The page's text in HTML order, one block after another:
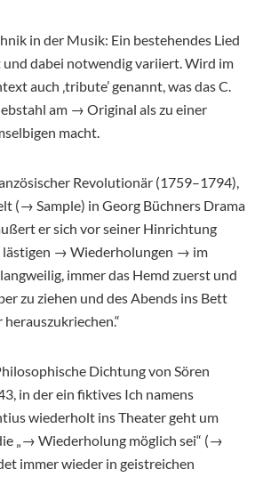
in der Musik: Ein bestehendes Lied
dabei notwendig variiert. Wird im
auch ‚tribute’ genannt, was das C.
am → Original als zu einer
macht.
Revolutionär (1759–1794),
(→ Sample) in Georg Büchners Drama
er sich vor seiner Hinrichtung
lästigen → Wiederholungen → im
immer das Hemd zuerst und
zu ziehen und des Abends ins Bett
Dichtung von Sören
in der ein fiktives Ich namens
wiederholt ins Theater geht um
„→ Wiederholung möglich sei“ (→
immer wieder in geistreichen